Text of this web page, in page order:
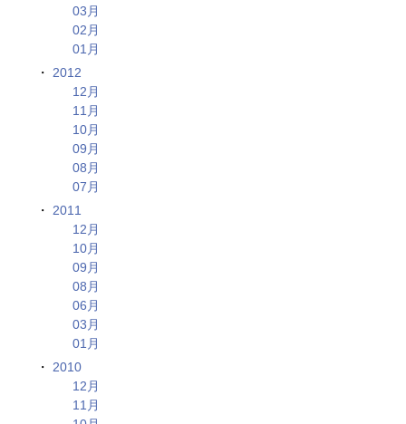
03月
02月
01月
2012
12月
11月
10月
09月
08月
07月
2011
12月
10月
09月
08月
06月
03月
01月
2010
12月
11月